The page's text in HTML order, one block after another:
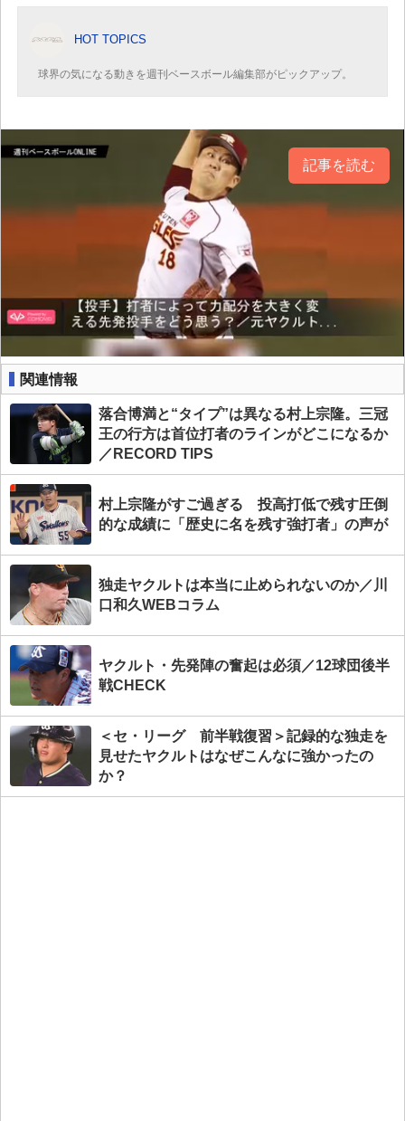
HOT TOPICS
球界の気になる動きを週刊ベースボール編集部がピックアップ。
記事を読む
関連情報
落合博満と“タイプ”は異なる村上宗隆。三冠
王の行方は首位打者のラインがどこになるか
／RECORD TIPS
村上宗隆がすご過ぎる 投高打低で残す圧倒
的な成績に「歴史に名を残す強打者」の声が
独走ヤクルトは本当に止められないのか／川
口和久WEBコラム
ヤクルト・先発陣の奮起は必須／12球団後半
戦CHECK
＜セ・リーグ 前半戦復習＞記録的な独走を
見せたヤクルトはなぜこんなに強かったの
か？